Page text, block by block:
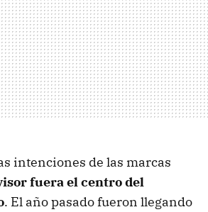
intenciones de las marcas
fuera el centro del
. El año pasado fueron llegando